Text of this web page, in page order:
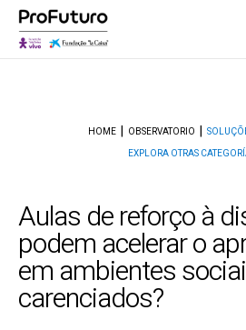
HOME OBSERVATORIO
EXPLORA OTRAS
Aulas de reforço à
podem acelerar o
em ambientes
carenciados?